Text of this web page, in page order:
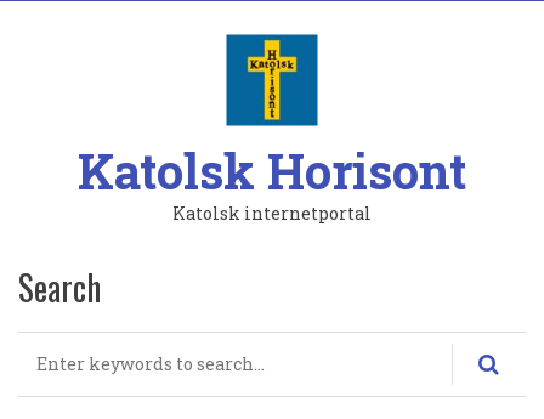
Katolsk Horisont
Katolsk internetportal
Search